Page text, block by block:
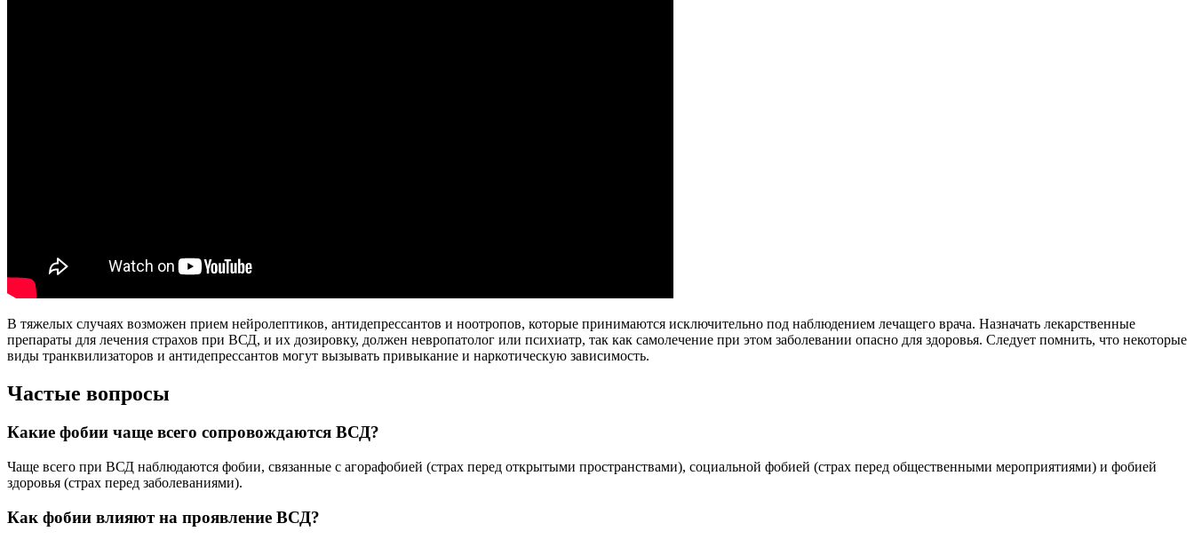
В тяжелых случаях возможен прием нейролептиков, антидепрессантов и ноотропов, которые принимаются исключительно под наблюдением лечащего врача. Назначать лекарственные
препараты для лечения страхов при ВСД, и их дозировку, должен невропатолог или психиатр, так как самолечение при этом заболевании опасно для здоровья. Следует помнить, что некоторые
виды транквилизаторов и антидепрессантов могут вызывать привыкание и наркотическую зависимость.
Частые вопросы
Какие фобии чаще всего сопровождаются ВСД?
Чаще всего при ВСД наблюдаются фобии, связанные с агорафобией (страх перед открытыми пространствами), социальной фобией (страх перед общественными мероприятиями) и фобией
здоровья (страх перед заболеваниями).
Как фобии влияют на проявление ВСД?